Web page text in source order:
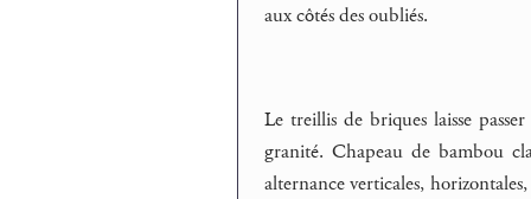
aux côtés des oubliés.
Le treillis de briques laisse
granité. Chapeau de bambou
alternance verticales,